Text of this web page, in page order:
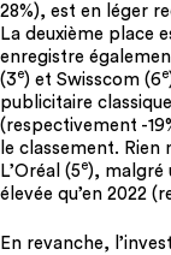
28%), est en léger
La deuxième place
enregistre
(3e) et Swisscom (6e
publicitaire
(respectivement -
le classement.
L’Oréal (5e), malgré
élevée qu’en 2022
En revanche,